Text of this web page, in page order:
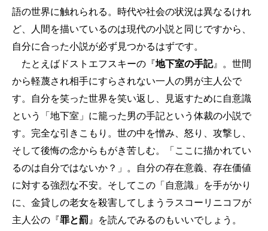
語の世界に触れられる。時代や社会の状況は異なるけれ
ど、人間を描いているのは現代の小説と同じですから、
自分に合った小説が必ず見つかるはずです。
たとえばドストエフスキーの『地下室の手記』。世間
から軽蔑され相手にすらされない一人の男が主人公で
す。自分を笑った世界を笑い返し、見返すために自意識
という「地下室」に籠った男の手記という体裁の小説で
す。完全な引きこもり。世の中を憎み、怒り、攻撃し、
そして後悔の念からもがき苦しむ。「ここに描かれてい
るのは自分ではないか？」。自分の存在意義、存在価値
に対する強烈な不安。そしてこの「自意識」を手がかり
に、金貸しの老女を殺害してしまうラスコーリニコフが
主人公の『罪と罰 』を読んでみるのもいいでしょう。